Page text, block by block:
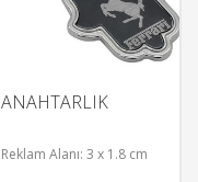
ANAHTARLIK
Reklam Alanı: 3 x 1.8 cm